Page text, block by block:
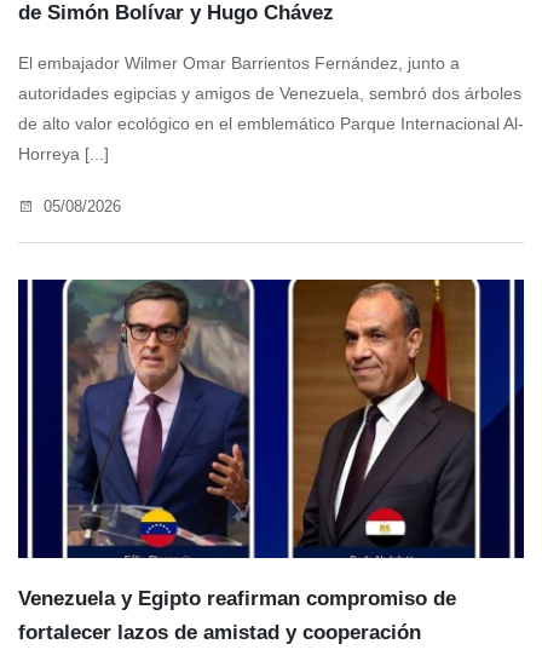
de Simón Bolívar y Hugo Chávez
El embajador Wilmer Omar Barrientos Fernández, junto a
autoridades egipcias y amigos de Venezuela, sembró dos árboles
de alto valor ecológico en el emblemático Parque Internacional Al-
Horreya [...]
05/08/2026
Venezuela y Egipto reafirman compromiso de
fortalecer lazos de amistad y cooperación